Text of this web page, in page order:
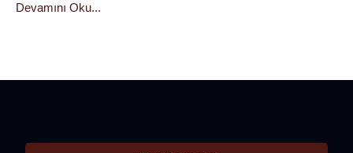
Devamını Oku...